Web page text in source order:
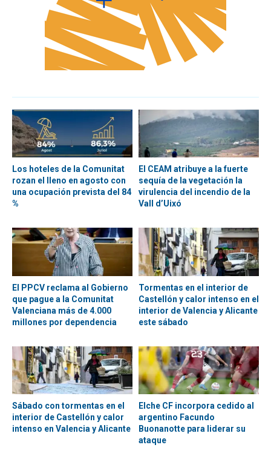
Los hoteles de la Comunitat
rozan el lleno en agosto con
una ocupación prevista del 84
%
El CEAM atribuye a la fuerte
sequía de la vegetación la
virulencia del incendio de la
Vall d’Uixó
El PPCV reclama al Gobierno
que pague a la Comunitat
Valenciana más de 4.000
millones por dependencia
Tormentas en el interior de
Castellón y calor intenso en el
interior de Valencia y Alicante
este sábado
Sábado con tormentas en el
interior de Castellón y calor
intenso en Valencia y Alicante
Elche CF incorpora cedido al
argentino Facundo
Buonanotte para liderar su
ataque